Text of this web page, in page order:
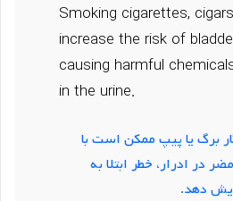
Smoking cigarettes,
increase the risk of
causing harmful
in the urine.
برگ یا پیپ ممکن است با
در ادرار، خطر ابتلا به
دهد.